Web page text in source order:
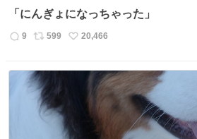
数
ス
ト
数
ね
数
「にんぎょになっちゃった」
返
数
9
リ
ス
ト
数
599
い
ね
20,466